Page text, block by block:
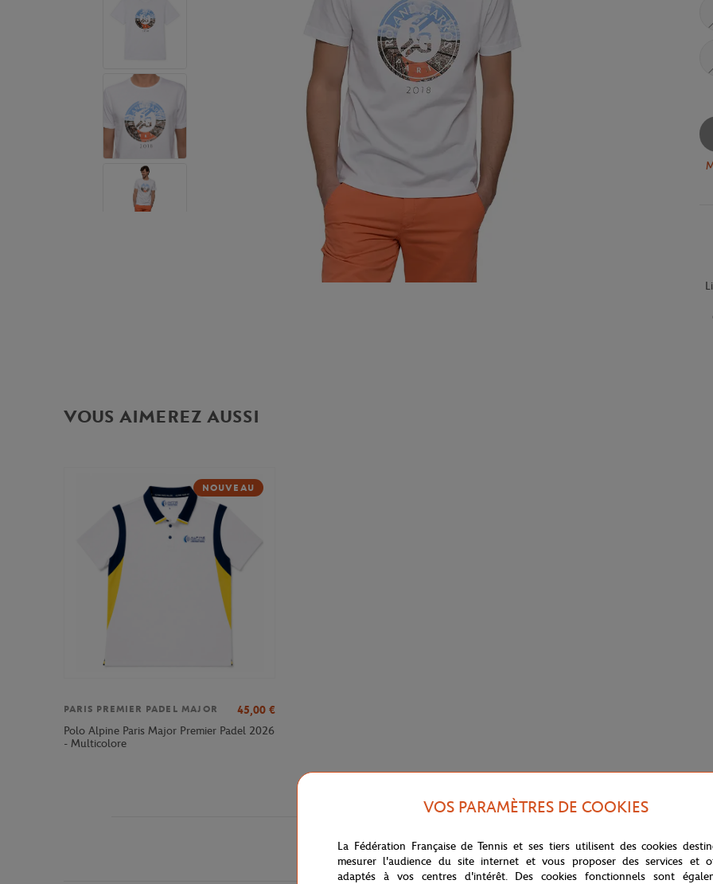
VOUS AIMEREZ AUSSI
NOUVEAU
PARIS PREMIER PADEL MAJOR 45,00 €
Polo Alpine Paris Major Premier Padel 2026
- Multicolore
VOS PARAMÈTRES DE COOKIES
La Fédération Française de Tennis et ses tiers utilisent des cookies
mesurer l'audience du site internet et vous proposer des services et
adaptés à vos centres d'intérêt. Des cookies fonctionnels sont